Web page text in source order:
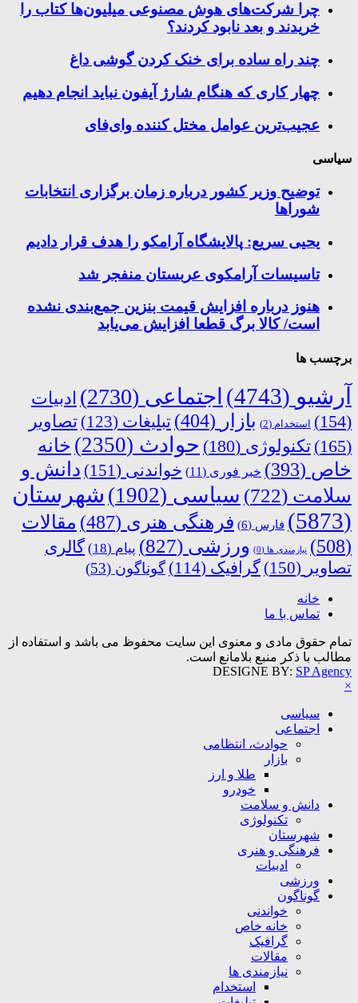
چرا شرکت‌های هوش مصنوعی میلیون‌ها کتاب را
خریدند و بعد نابود کردند؟
چند راه‌ ساده برای خنک کردن گوشی داغ
چهار کاری که هنگام شارژ آیفون نباید انجام دهیم
عجیب‌ترین عوامل مختل کننده وای‌فای
سیاسی
توضیح وزیر کشور درباره زمان برگزاری انتخابات
شوراها
یحیی سریع: پالایشگاه آرامکو را هدف قرار دادیم
تاسیسات آرامکوی عربستان منفجر شد
هنوز درباره افزایش قیمت بنزین جمع‌بندی نشده
است/ کالا برگ قطعا افزایش می‌یابد
برچسب ها
آرشیو (4743) اجتماعی (2730)
ادبیات
(154)
استخدام (2) بازار (404) تبلیغات (123)
تصاویر
(165)
تکنولوژی (180) حوادث (2350)
خانه
خاص (393) خبر فوری (11) خواندنی (151)
دانش و
سلامت (722) سیاسی (1902)
شهرستان
(5873)
فارس (6) فرهنگی هنری (487)
مقالات
(508)
نیازمندی ها (0) ورزشی (827) پیام (18)
گالری
تصاویر (150) گرافیک (114) گوناگون (53)
خانه
تماس با ما
تمام حقوق مادی و معنوی این سایت محفوظ می باشد و استفاده از
مطالب با ذکر منبع بلامانع است.
DESIGNE BY: SP Agency
×
سیاسی
اجتماعی
حوادث، انتظامی
بازار
طلا و ارز
خودرو
دانش و سلامت
تکنولوژی
شهرستان
فرهنگی و هنری
ادبیات
ورزشی
گوناگون
خواندنی
خانه خاص
گرافیک
مقالات
نیازمندی ها
استخدام